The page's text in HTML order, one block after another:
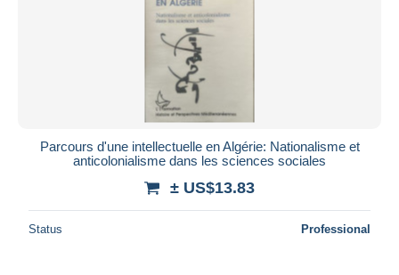
Parcours d'une intellectuelle en Algérie: Nationalisme et
anticolonialisme dans les sciences sociales
± US$13.83
Status Professional